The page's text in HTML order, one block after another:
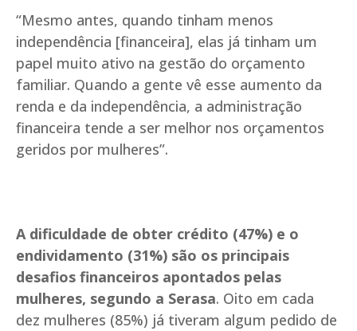
“Mesmo antes, quando tinham menos
independência [financeira], elas já tinham um
papel muito ativo na gestão do orçamento
familiar. Quando a gente vê esse aumento da
renda e da independência, a administração
financeira tende a ser melhor nos orçamentos
geridos por mulheres”.
A dificuldade de obter crédito (47%) e o
endividamento (31%) são os principais
desafios financeiros apontados pelas
mulheres, segundo a Serasa. Oito em cada
dez mulheres (85%) já tiveram algum pedido de